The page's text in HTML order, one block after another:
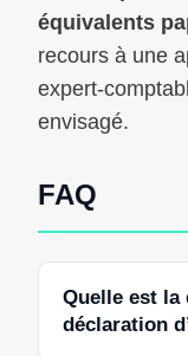
équivalents
recours à une
expert-
envisagé.
FAQ
Quelle est la
déclaration